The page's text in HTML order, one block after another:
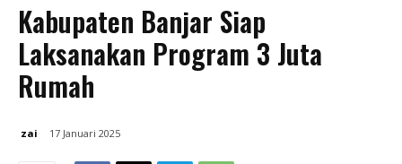
Kabupaten Banjar Siap
Laksanakan Program 3 Juta
Rumah
zai 17 Januari 2025